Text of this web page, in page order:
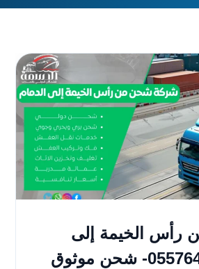
الخيمة إلى
الدمام | 0557643821- شحن موثوق